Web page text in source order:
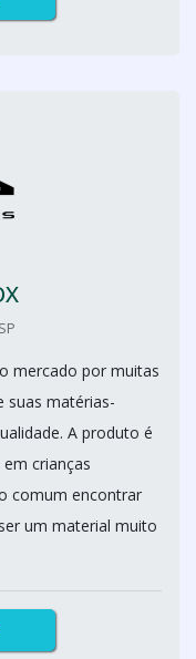
mercado por muitas
suas matérias-
A produto é
crianças
comum encontrar
um material muito